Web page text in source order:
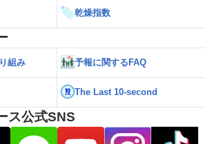
乾燥指数
組み 予報に関するFAQ
The Last 10-second
ス公式SNS